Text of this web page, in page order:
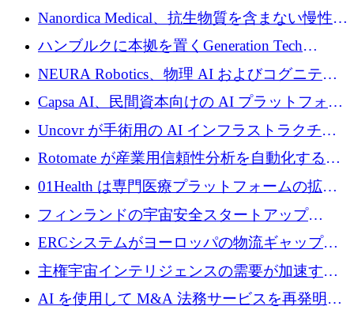
入を拡大するために 1,200 万ユーロを確保
Nanordica Medical、抗生物質を含まない慢性創
傷治療薬を市場に投入するために 160 万ユー
ロを調達
ハンブルクに本拠を置くGeneration Tech
Partnersが5,000万ユーロのAIロールアップファ
NEURA Robotics、物理 AI およびコグニティ
ブ ロボティクス プラットフォームを拡張する
ためにシリーズ C で最大 14 億ドルを確保
Capsa AI、民間資本向けの AI プラットフォー
ムを拡大するために 1,800 万ドルを調達
Uncovr が手術用の AI インフラストラクチャ
を構築するために 700 万ドルを調達
Rotomate が産業用信頼性分析を自動化するた
めに 210 万ユーロを調達
01Health は専門医療プラットフォームの拡大
に 1,500 万ドルを確保
フィンランドの宇宙安全スタートアップ
Aavuus が、スペースデブリ追跡に取り組むプ
レシード資金を獲得
ERCシステムがヨーロッパの物流ギャップを
埋めるために設計された重量物運搬用eVTOL
であるVictorを発表
主権宇宙インテリジェンスの需要が加速する
中、ICEYEは評価額100億ユーロ以上で4億
AI を使用して M&A 法務サービスを再発明す